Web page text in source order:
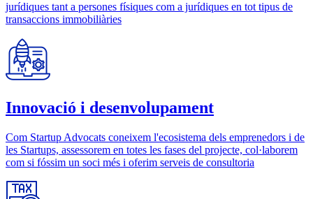
jurídiques tant a persones físiques com a jurídiques en tot tipus de
transaccions immobiliàries
Innovació i desenvolupament
Com Startup Advocats coneixem l'ecosistema dels emprenedors i de
les Startups, assessorem en totes les fases del projecte, col·laborem
com si fóssim un soci més i oferim serveis de consultoria